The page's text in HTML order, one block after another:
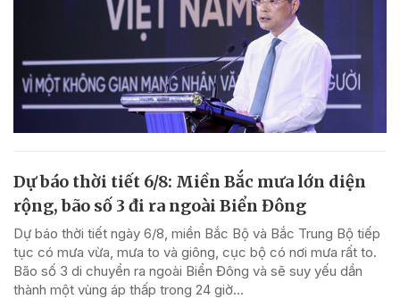
Dự báo thời tiết 6/8: Miền Bắc mưa lớn diện
rộng, bão số 3 đi ra ngoài Biển Đông
Dự báo thời tiết ngày 6/8, miền Bắc Bộ và Bắc Trung Bộ tiếp
tục có mưa vừa, mưa to và giông, cục bộ có nơi mưa rất to.
Bão số 3 di chuyển ra ngoài Biển Đông và sẽ suy yếu dần
thành một vùng áp thấp trong 24 giờ...